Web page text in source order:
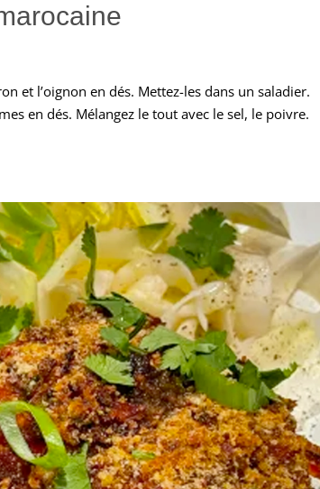
et l’oignon en dés. Mettez-les dans un saladier.
en dés. Mélangez le tout avec le sel, le poivre.